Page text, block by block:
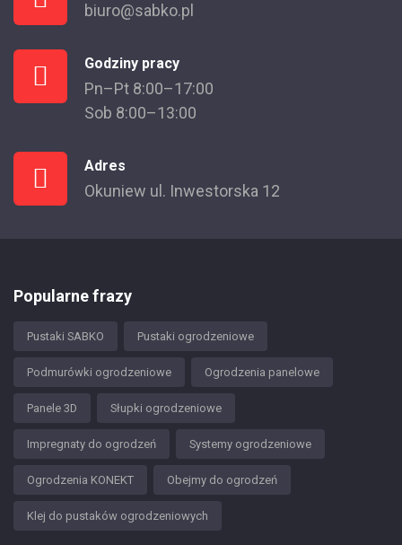
biuro@sabko.pl
Godziny pracy
Pn–Pt 8:00–17:00
Sob 8:00–13:00
Adres
Okuniew ul. Inwestorska 12
Popularne frazy
Pustaki SABKO Pustaki ogrodzeniowe
Podmurówki ogrodzeniowe Ogrodzenia panelowe
Panele 3D Słupki ogrodzeniowe
Impregnaty do ogrodzeń Systemy ogrodzeniowe
Ogrodzenia KONEKT Obejmy do ogrodzeń
Klej do pustaków ogrodzeniowych